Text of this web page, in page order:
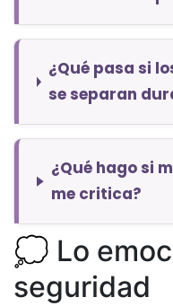
¿Qué pasa si
se separan
¿Qué hago si
me critica?
💭 Lo
seguridad